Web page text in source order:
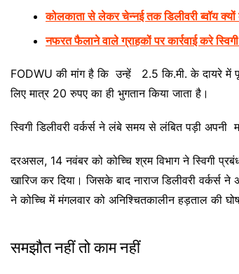
कोलकाता से लेकर चेन्नई तक डिलीवरी ब्वॉय
नफरत फैलाने वाले ग्राहकों पर कार्रवाई करे
FODWU की मांग है कि उन्हें 2.5 कि.मी. के दायरे में
लिए मात्र 20 रुपए का ही भुगतान किया जाता है।
स्विगी डिलीवरी वर्कर्स ने लंबे समय से लंबित पड़ी
दरअसल, 14 नवंबर को कोच्चि श्रम विभाग ने स्विगी
खारिज कर दिया। जिसके बाद नाराज डिलीवरी वर्कर्स
ने कोच्चि में मंगलवार को अनिश्चितकालीन हड़ताल की
समझौत नहीं तो काम नहीं